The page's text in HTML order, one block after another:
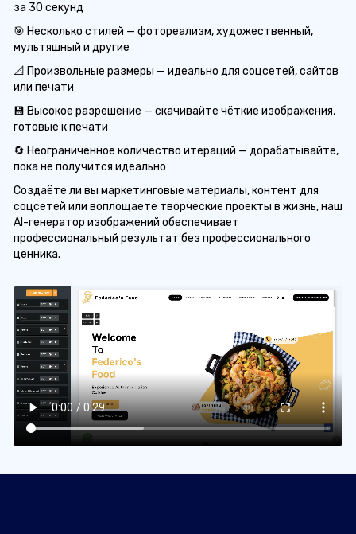
за 30 секунд
🎯 Несколько стилей — фотореализм, художественный,
мультяшный и другие
📐 Произвольные размеры — идеально для соцсетей, сайтов
или печати
💾 Высокое разрешение — скачивайте чёткие изображения,
готовые к печати
🔄 Неограниченное количество итераций — дорабатывайте,
пока не получится идеально
Создаёте ли вы маркетинговые материалы, контент для
соцсетей или воплощаете творческие проекты в жизнь, наш
AI-генератор изображений обеспечивает
профессиональный результат без профессионального
ценника.